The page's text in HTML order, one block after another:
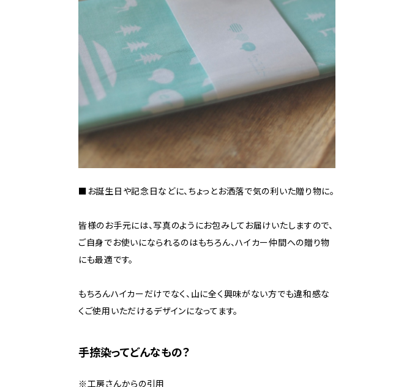
■お誕生日や記念日などに、ちょっとお洒落で気の利いた贈り物に。
皆様のお手元には、写真のようにお包みしてお届けいたしますので、
ご自身でお使いになられるのはもちろん、ハイカー仲間への贈り物
にも最適です。
もちろんハイカーだけでなく、山に全く興味がない方でも違和感な
くご使用いただけるデザインになってます。
手捺染ってどんなもの？
※工房さんからの引用